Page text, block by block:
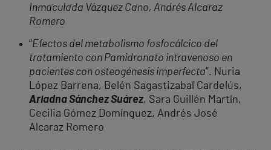
Inmaculada Vázquez Cano, Andrés Alcaraz
Romero
“Efectos del metabolismo fosfocálcico del
tratamiento con Pamidronato intravenoso en
pacientes con osteogénesis imperfecta”. Nuria
López Barrena, Belén Sagastizabal Cardelús,
Ariadna Sánchez Suárez, Sara Guillén Martín,
Cecilia Gómez Domínguez, Andrés José
Alcaraz Romero